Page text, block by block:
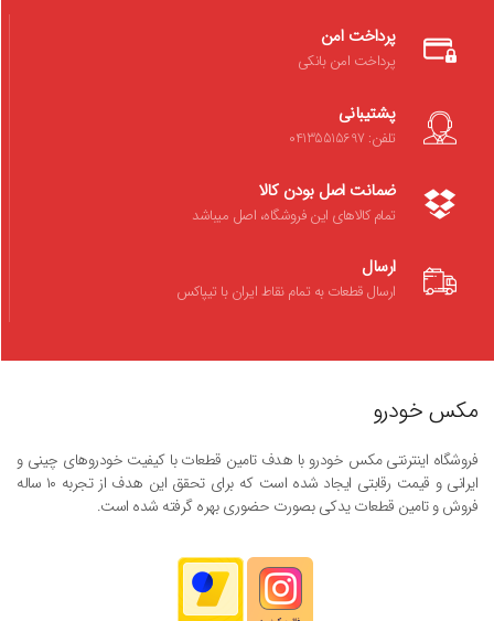
پرداخت امن
پرداخت امن بانکی
پشتیبانی
تلفن: 04135515697
ضمانت اصل بودن کالا
تمام کالاهای این فروشگاه، اصل میباشد
ارسال
ارسال قطعات به تمام نقاط ایران با تیپاکس
مکس خودرو
فروشگاه اینترنتی مکس خودرو با هدف تامین قطعات با کیفیت خودروهای چینی و
ایرانی و قیمت رقابتی ایجاد شده است که برای تحقق این هدف از تجربه ۱۰ ساله
فروش و تامین قطعات یدکی بصورت حضوری بهره گرفته شده است.